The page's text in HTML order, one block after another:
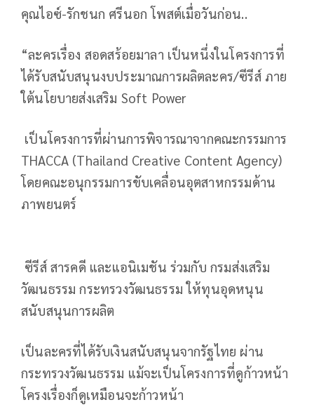
คุณไอซ์-รักชนก ศรีนอก โพสต์เมื่อวันก่อน..
“ละครเรื่อง สอดสร้อยมาลา เป็นหนึ่งในโครงการที่
ได้รับสนับสนุนงบประมาณการผลิตละคร/ซีรีส์ ภาย
ใต้นโยบายส่งเสริม Soft Power
เป็นโครงการที่ผ่านการพิจารณาจากคณะกรรมการ
THACCA (Thailand Creative Content Agency)
โดยคณะอนุกรรมการขับเคลื่อนอุตสาหกรรมด้าน
ภาพยนตร์
ซีรีส์ สารคดี และแอนิเมชัน ร่วมกับ กรมส่งเสริม
วัฒนธรรม กระทรวงวัฒนธรรม ให้ทุนอุดหนุน
สนับสนุนการผลิต
เป็นละครที่ได้รับเงินสนับสนุนจากรัฐไทย ผ่าน
กระทรวงวัฒนธรรม แม้จะเป็นโครงการที่ดูก้าวหน้า
โครงเรื่องก็ดูเหมือนจะก้าวหน้า